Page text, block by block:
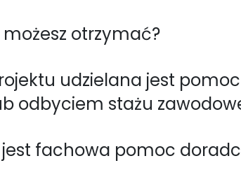
otrzymać?
udzielana jest
odbyciem stażu
fachowa pomoc